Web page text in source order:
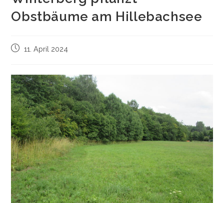
Obstbäume am Hillebachsee
Beitrag11. April 2024